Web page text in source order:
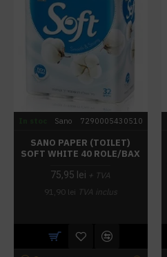
Sano 7290005430510
SANO PAPER (TOILET)
SOFT WHITE 40 ROLE/BAX
75,95 lei + TVA
91,90 lei TVA inclus